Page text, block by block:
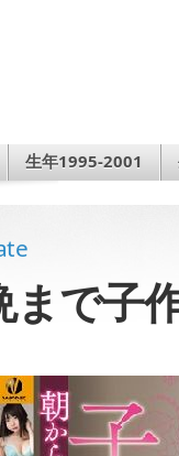
生年1995-2001
で子